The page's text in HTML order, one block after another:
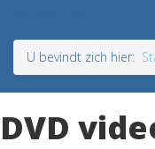
U bevindt zich hier:
DVD